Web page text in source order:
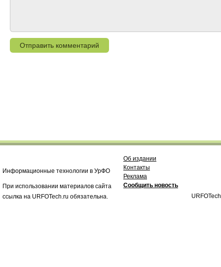
Информационные технологии в УрФО
При использовании материалов сайта
ссылка на URFOTech.ru обязательна.
Об издании
Контакты
Реклама
Сообщить новость